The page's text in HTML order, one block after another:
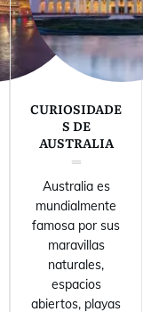
CURIOSIDADE
S DE
AUSTRALIA
Australia es
mundialmente
famosa por sus
maravillas
naturales,
espacios
abiertos, playas